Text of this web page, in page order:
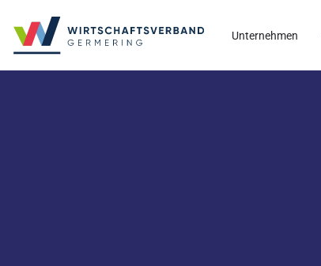
Unternehmen